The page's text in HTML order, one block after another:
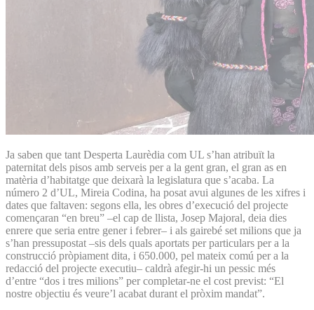
Ja saben que tant Desperta Laurèdia com UL s’han atribuït la
paternitat dels pisos amb serveis per a la gent gran, el gran as en
matèria d’habitatge que deixarà la legislatura que s’acaba. La
número 2 d’UL, Mireia Codina, ha posat avui algunes de les xifres i
dates que faltaven: segons ella, les obres d’execució del projecte
començaran “en breu” –el cap de llista, Josep Majoral, deia dies
enrere que seria entre gener i febrer– i als gairebé set milions que ja
s’han pressupostat –sis dels quals aportats per particulars per a la
construcció pròpiament dita, i 650.000, pel mateix comú per a la
redacció del projecte executiu– caldrà afegir-hi un pessic més
d’entre “dos i tres milions” per completar-ne el cost previst: “El
nostre objectiu és veure’l acabat durant el pròxim mandat”.